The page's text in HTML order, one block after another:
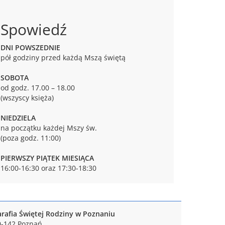
Spowiedź
DNI POWSZEDNIE
pół godziny przed każdą Mszą świętą
SOBOTA
od godz. 17.00 – 18.00
(wszyscy księża)
NIEDZIELA
na początku każdej Mszy św.
(poza godz. 11:00)
PIERWSZY PIĄTEK MIESIĄCA
16:00-16:30 oraz 17:30-18:30
Świętej Rodziny w Poznaniu